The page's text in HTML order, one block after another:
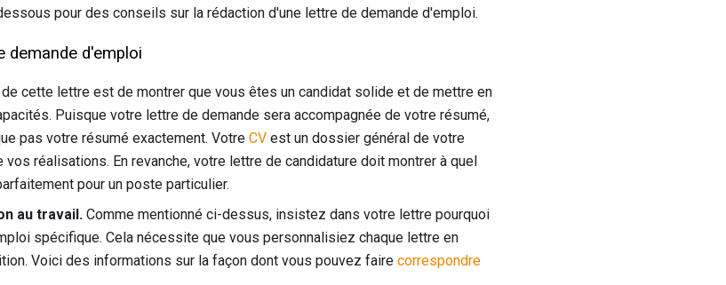
pour des conseils sur la rédaction d'une lettre de demande d'emploi.
demande d'emploi
de cette lettre est de montrer que vous êtes un candidat solide et de mettre en
Puisque votre lettre de demande sera accompagnée de votre résumé,
pas votre résumé exactement. Votre CV est un dossier général de votre
réalisations. En revanche, votre lettre de candidature doit montrer à quel
pour un poste particulier.
au travail. Comme mentionné ci-dessus, insistez dans votre lettre pourquoi
spécifique. Cela nécessite que vous personnalisiez chaque lettre en
Voici des informations sur la façon dont vous pouvez faire correspondre